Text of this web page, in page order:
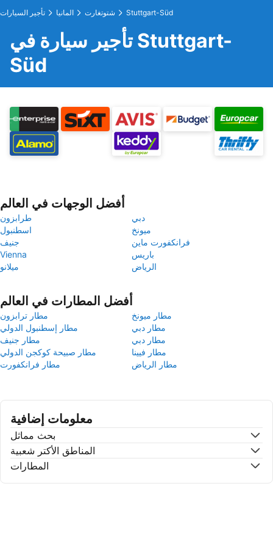
تأجير السيارات المانيا شتوتغارت Stuttgart-Süd
تأجير سيارة في Stuttgart-
Süd
أفضل الوجهات في العالم
طرابزون
دبي
اسطنبول
ميونخ
جنيف
فرانكفورت ماين
Vienna
باريس
ميلانو
الرياض
أفضل المطارات في العالم
مطار ترابزون
مطار ميونخ
مطار إسطنبول الدولي
مطار دبي
مطار جنيف
مطار دبي
مطار صبيحة كوكجن الدولي
مطار فيينا
مطار فرانكفورت
مطار الرياض
معلومات إضافية
بحث مماثل
المناطق الأكتر شعبية
المطارات